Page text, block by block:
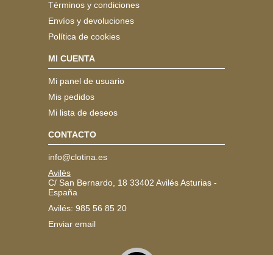
Términos y condiciones
Envíos y devoluciones
Política de cookies
MI CUENTA
Mi panel de usuario
Mis pedidos
Mi lista de deseos
CONTACTO
info@clotina.es
Avilés
C/ San Bernardo, 18 33402 Avilés Asturias -
España
Avilés: 985 56 85 20
Enviar email